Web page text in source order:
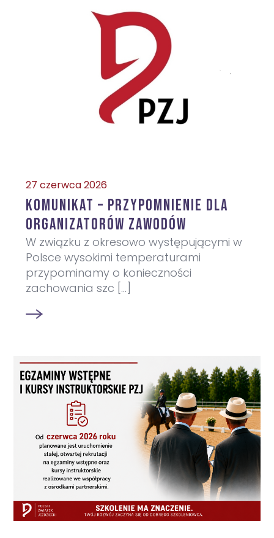
27 czerwca 2026
KOMUNIKAT – przypomnienie dla
organizatorów zawodów
W związku z okresowo występującymi w
Polsce wysokimi temperaturami
przypominamy o konieczności
zachowania szc [...]